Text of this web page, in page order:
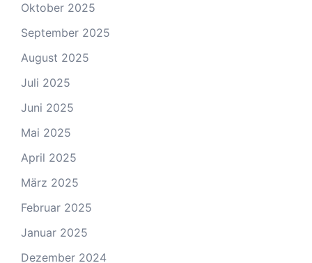
Oktober 2025
September 2025
August 2025
Juli 2025
Juni 2025
Mai 2025
April 2025
März 2025
Februar 2025
Januar 2025
Dezember 2024